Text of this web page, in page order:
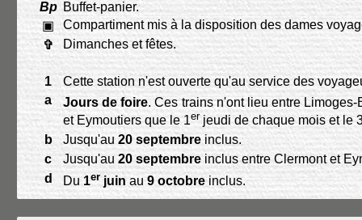
Bp Buffet-panier.
▣
Compartiment mis à la disposition des dames
✞
Dimanches et fêtes.
1
Cette station n'est ouverte qu'au service des
a
Jours de foire. Ces trains n'ont lieu entre
et Eymoutiers que le 1erjeudi de chaque mois et le
b
Jusqu'au 20 septembre inclus.
c
Jusqu'au 20 septembre inclus entre Clermont et
d
Du1er juin au9 octobreinclus.